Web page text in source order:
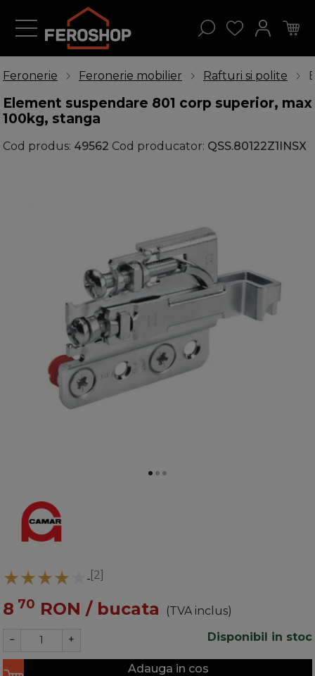
Feronerie Feronerie mobilier Rafturi si polite
Element suspendare 801 corp superior, max
100kg, stanga
Cod produs: 49562 Cod producator: QSS.80122Z1INSX
[2]
8 70 RON / bucata
(TVA inclus)
Disponibil in stoc
− +
Adauga in cos